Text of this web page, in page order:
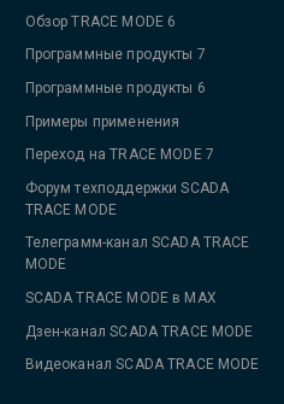
Обзор TRACE MODE 6
Программные продукты 7
Программные продукты 6
Примеры применения
Переход на TRACE MODE 7
Форум техподдержки SCADA
TRACE MODE
Телеграмм-канал SCADA TRACE
MODE
SCADA TRACE MODE в MAX
Дзен-канал SCADA TRACE MODE
Видеоканал SCADA TRACE MODE